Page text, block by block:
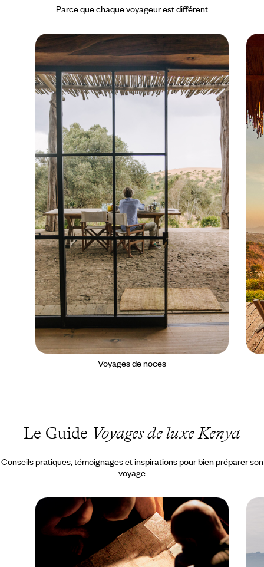
Parce que chaque voyageur est différent
Voyages de noces
Le Guide Voyages de luxe Kenya
Conseils pratiques, témoignages et inspirations pour bien préparer son
voyage